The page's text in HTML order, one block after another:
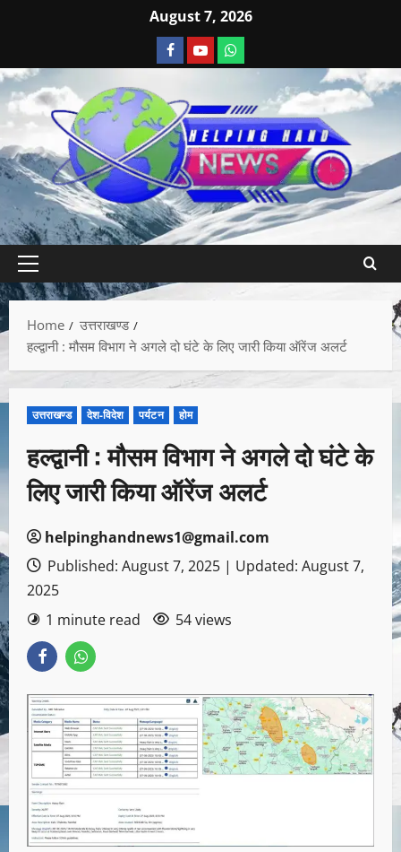
August 7, 2026
Home
उत्तराखण्ड
हल्द्वानी : मौसम विभाग ने अगले दो घंटे के लिए जारी किया ऑरेंज अलर्ट
उत्तराखण्ड देश-विदेश पर्यटन होम
हल्द्वानी : मौसम विभाग ने अगले दो घंटे के
लिए जारी किया ऑरेंज अलर्ट
helpinghandnews1@gmail.com
Published: August 7, 2025 | Updated: August 7,
2025
1 minute read
54 views